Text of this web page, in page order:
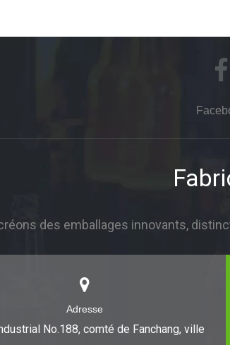
des emballages innovants,
Adresse
No.188, comté de Fanchang, ville